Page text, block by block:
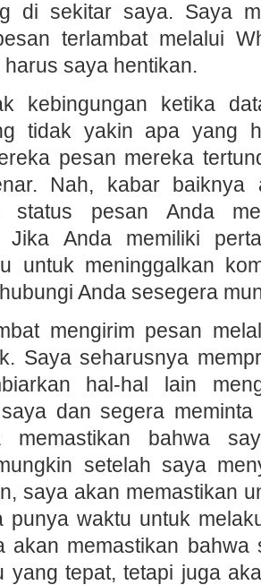
di sekitar saya. Saya
terlambat melalui
saya hentikan.
kebingungan ketika
tidak yakin apa yang
pesan mereka
Nah, kabar baiknya
status pesan Anda
Jika Anda memiliki
untuk meninggalkan
Anda sesegera
mengirim pesan
Saya seharusnya
hal-hal lain
dan segera
memastikan bahwa
setelah saya
saya akan memastikan
punya waktu untuk
akan memastikan
yang tepat, tetapi juga